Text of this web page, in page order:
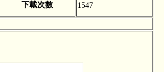
下載次數 1547